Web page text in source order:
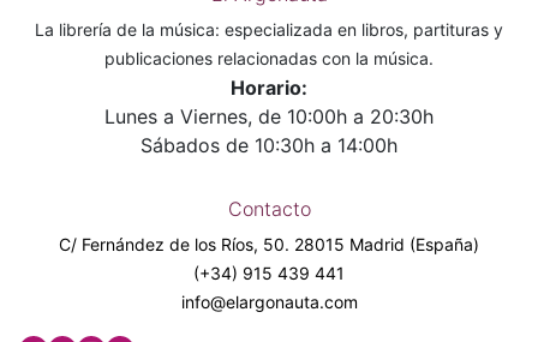
La librería de la música: especializada en libros, partituras y
publicaciones relacionadas con la música.
Horario:
Lunes a Viernes, de 10:00h a 20:30h
Sábados de 10:30h a 14:00h
Contacto
C/ Fernández de los Ríos, 50. 28015 Madrid (España)
(+34) 915 439 441
info@elargonauta.com